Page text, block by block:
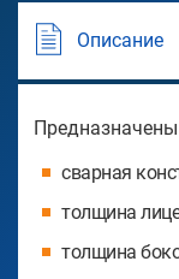
Описание
сварная
толщина
толщина